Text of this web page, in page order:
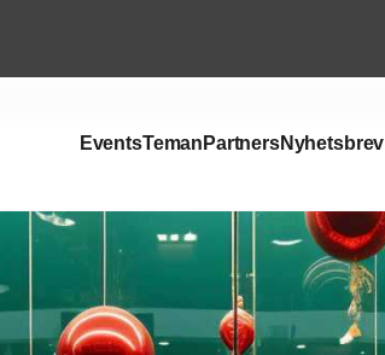
EventsTeman PartnersNyhetsbrev